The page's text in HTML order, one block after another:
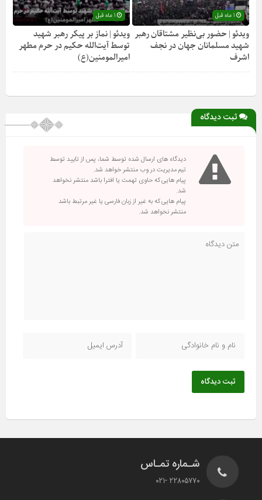
1 ماه قبل
ویدئو | حضور بی‌نظیر مشتاقان رهبر
شهید مسلمانان جهان در نجف
اشرف
ویدئو | نماز بر پیکر رهبر شهید
توسط آیت‌الله حکیم در حرم مطهر
امیرالمومنین(ع)
ثبت دیدگاه
دیدگاه های ارسال شده توسط شما، پس از تایید توسط
تیم مدیریت در وب منتشر خواهد شد.
پیام هایی که حاوی تهمت یا افترا باشد منتشر نخواهد
شد.
پیام هایی که به غیر از زبان فارسی یا غیر مرتبط باشد
منتشر نخواهد شد.
ثبت دیدگاه
شـماره تمـاس
22805770 -021